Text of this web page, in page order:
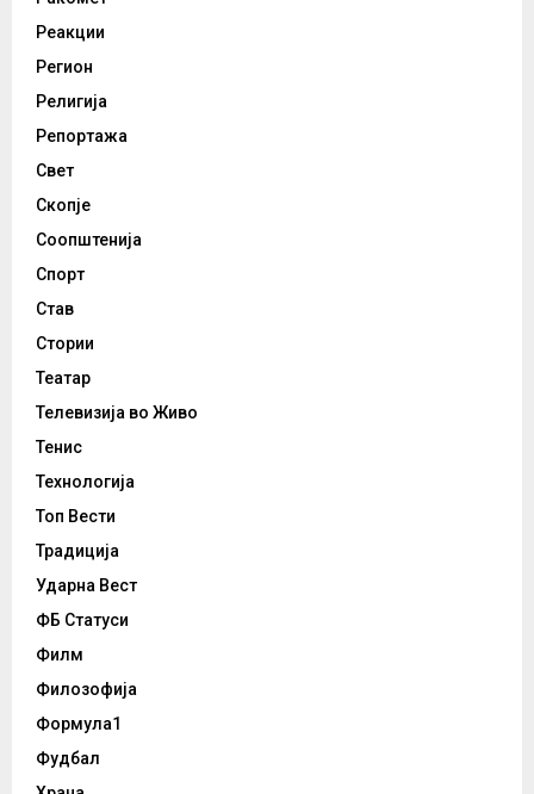
Реакции
Регион
Религија
Репортажа
Свет
Скопје
Соопштенија
Спорт
Став
Стории
Театар
Телевизија во Живо
Тенис
Технологија
Топ Вести
Традиција
Ударна Вест
ФБ Статуси
Филм
Филозофија
Формула1
Фудбал